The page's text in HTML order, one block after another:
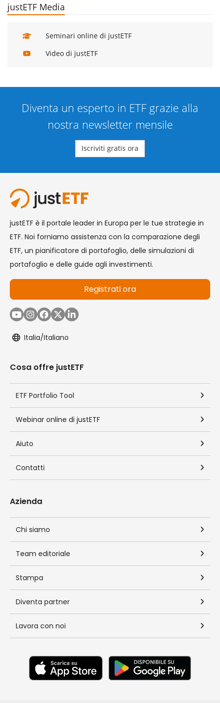
justETF Media
Seminari online di justETF
Video di justETF
Diventa un esperto in ETF grazie alla
nostra newsletter mensile
Iscriviti gratis ora